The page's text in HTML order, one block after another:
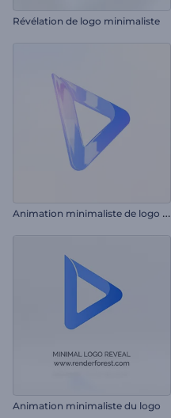
Révélation de logo minimaliste
A
nimation minimaliste de logo d'entreprise
Animation minimaliste du logo